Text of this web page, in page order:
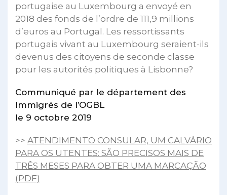
portugaise au Luxembourg a envoyé en
2018 des fonds de l’ordre de 111,9 millions
d’euros au Portugal. Les ressortissants
portugais vivant au Luxembourg seraient-ils
devenus des citoyens de seconde classe
pour les autorités politiques à Lisbonne?
Communiqué par le département des
Immigrés de l’OGBL
le 9 octobre 2019
>> ATENDIMENTO CONSULAR, UM CALVÁRIO
PARA OS UTENTES: SÃO PRECISOS MAIS DE
TRÊS MESES PARA OBTER UMA MARCAÇÃO
(PDF)